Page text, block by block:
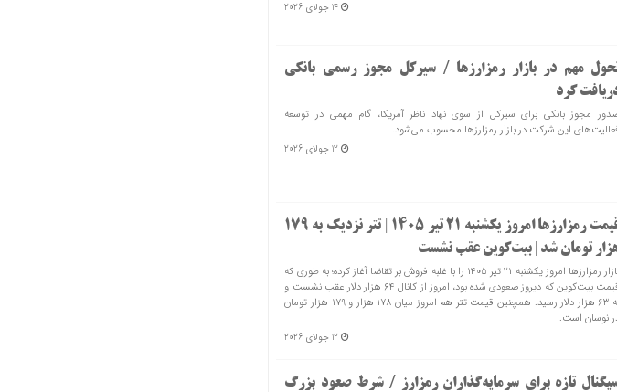
14 جولای 2026
مهم در بازار رمزارزها / سیرکل مجوز رسمی بانکی
کرد
مجوز بانکی برای سیرکل از سوی نهاد ناظر آمریکا، گام مهمی در توسعه
این شرکت در بازار رمزارزها محسوب می‌شود.
12 جولای 2026
قیمت رمزارزها امروز یکشنبه ۲۱ تیر ۱۴۰۵ | تتر نزدیک به ۱۷۹
تومان شد | بیت‌کوین عقب نشست
بازار رمزارزها امروز یکشنبه ۲۱ تیر ۱۴۰۵ را با غلبه فروش بر تقاضا آغاز کرده؛ به طوری که
قیمت بیت‌کوین که دیروز صعودی شده بود، امروز از کانال ۶۴ هزار دلار عقب نشست و
به ۶۳ هزار دلار رسید. همچنین قیمت تتر هم امروز میان ۱۷۸ هزار و ۱۷۹ هزار تومان
نوسان است.
12 جولای 2026
تازه برای سرمایه‌گذاران رمزارز / شرط صعود بزرگ